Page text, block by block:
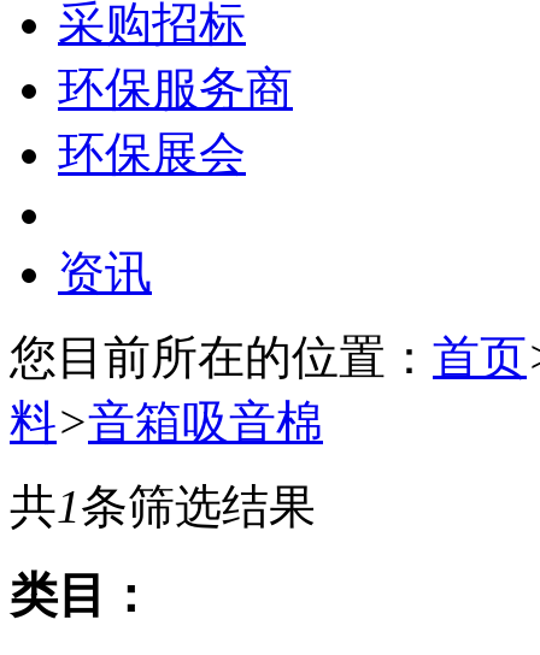
采购招标
环保服务商
环保展会
资讯
您目前所在的位置： 首页
料>音箱吸音棉
共1条筛选结果
类目：